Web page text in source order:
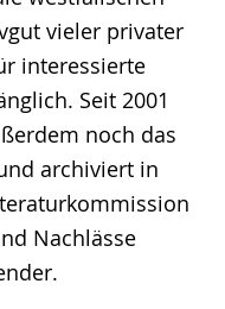
vieler privater
interessierte
Seit 2001
noch das
archiviert in
Nachlässe